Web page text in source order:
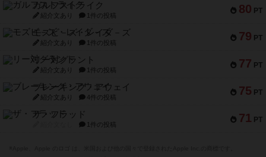
80 PT
ガルフストライク
紹介文あり 1件の投稿
79 PT
モズビ－ズ・レイダ－ズ
紹介文あり 1件の投稿
77 PT
リー対グラント
紹介文あり 1件の投稿
75 PT
ブレーキング・アウェイ
紹介文あり 4件の投稿
71 PT
ザ・フラッド
1件の投稿